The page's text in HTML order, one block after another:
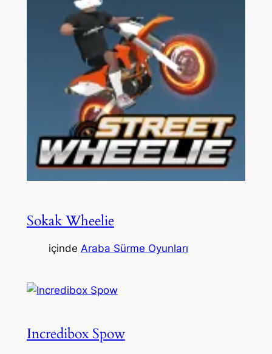
Sokak Wheelie
içinde Araba Sürme Oyunları
Incredibox Spow